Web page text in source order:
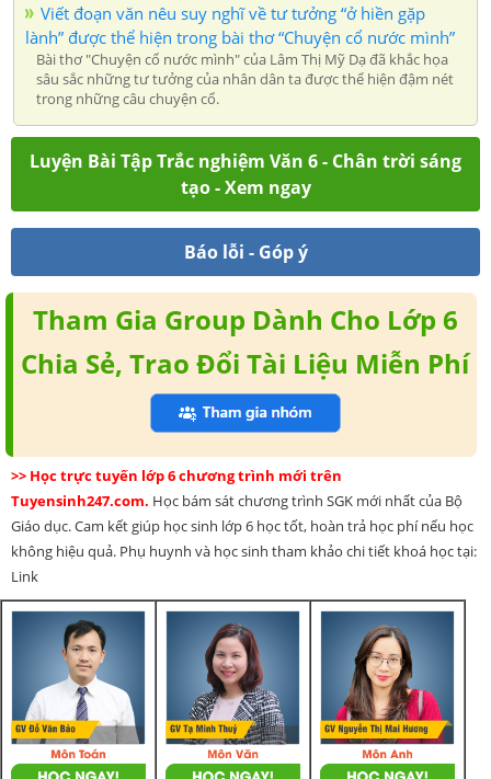
Viết đoạn văn nêu suy nghĩ về tư tưởng “ở hiền gặp
lành” được thể hiện trong bài thơ “Chuyện cổ nước mình”
Bài thơ "Chuyện cổ nước mình" của Lâm Thị Mỹ Dạ đã khắc họa
sâu sắc những tư tưởng của nhân dân ta được thể hiện đậm nét
trong những câu chuyện cổ.
Luyện Bài Tập Trắc nghiệm Văn 6 - Chân trời sáng
tạo - Xem ngay
Báo lỗi - Góp ý
Tham Gia Group Dành Cho Lớp 6
Chia Sẻ, Trao Đổi Tài Liệu Miễn Phí
>> Học trực tuyến lớp 6 chương trình mới trên
Tuyensinh247.com. Học bám sát chương trình SGK mới nhất của Bộ
Giáo dục. Cam kết giúp học sinh lớp 6 học tốt, hoàn trả học phí nếu học
không hiệu quả. Phụ huynh và học sinh tham khảo chi tiết khoá học tại:
Link